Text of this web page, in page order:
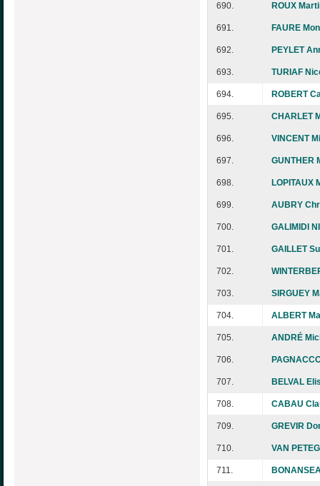
690. ROUX
691. FAURE
692. PEYLET
693. TURIAF
694. ROBERT
695. CHARLET
696. VINCENT
697. GUNTHER
698. LOPITAUX
699. AUBRY
700. GALIMIDI
701. GAILLET
702.
703. SIRGUEY
704. ALBERT
705. ANDRÉ
706.
707. BELVAL
708. CABAU
709. GREVIR
710. VAN
711.